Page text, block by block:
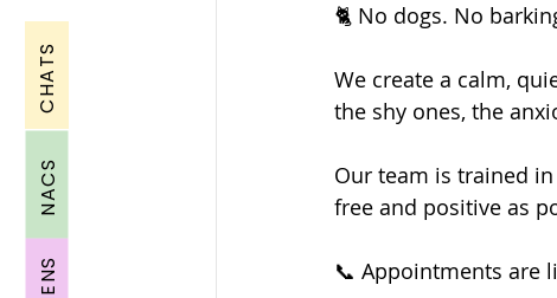
CHATS
NACS
🐈 No dogs. No
We create a calm,
the shy ones, the
Our team is trained
free and positive as
📞 Appointments are